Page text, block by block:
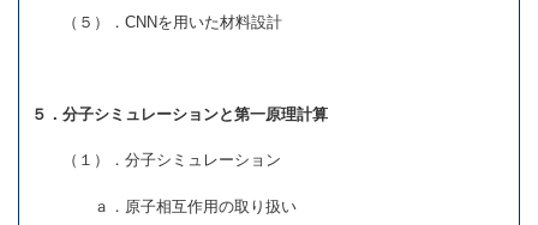
（５）．CNNを用いた材料設計
５．分子シミュレーションと第一原理計算
（１）．分子シミュレーション
ａ．原子相互作用の取り扱い